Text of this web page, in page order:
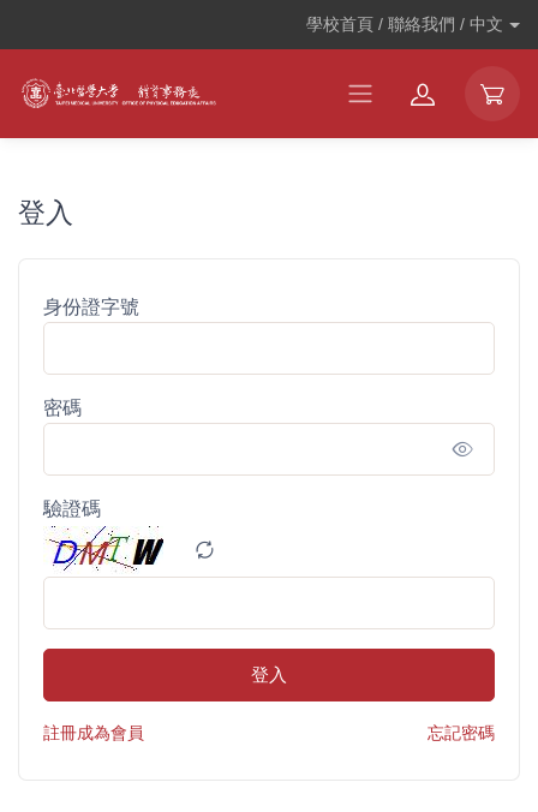
學校首頁 / 聯絡我們 /中文
登入
身份證字號
密碼
驗證碼
登入
註冊成為會員 忘記密碼